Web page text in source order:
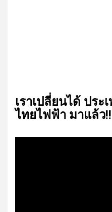
เรา​เปลี่ยน​ได้​ ประ
ไทย​ไฟฟ้า​ มาแล้ว